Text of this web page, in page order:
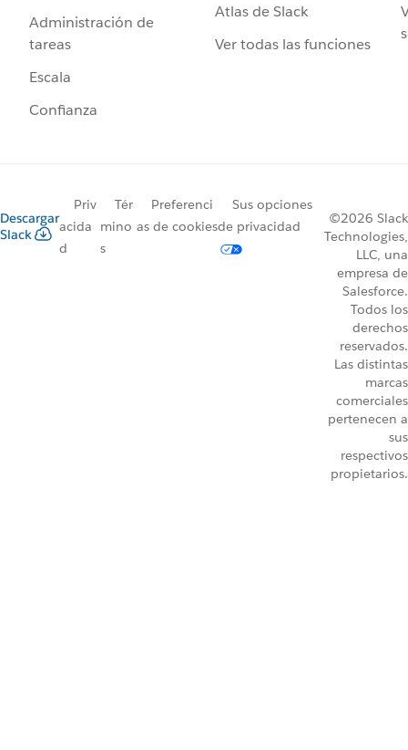
Administración de
tareas
Escala
Confianza
Atlas de Slack
Ver todas las funciones
Descargar
Slack
Priv
acida
d
Tér
mino
s
Preferenci
as de cookies
Sus opciones
de privacidad
©2026 Slack
Technologies,
LLC, una
empresa de
Salesforce.
Todos los
derechos
reservados.
Las distintas
marcas
comerciales
pertenecen a
sus
respectivos
propietarios.